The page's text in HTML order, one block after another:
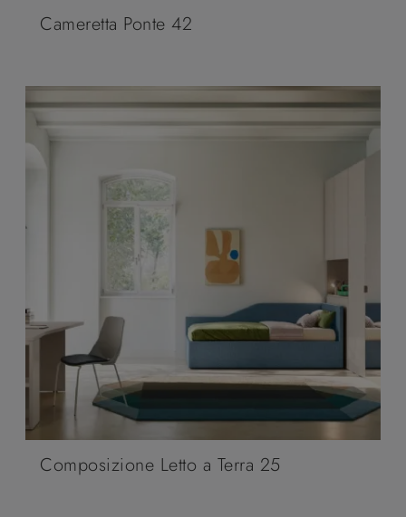
Cameretta Ponte 42
Composizione Letto a Terra 25